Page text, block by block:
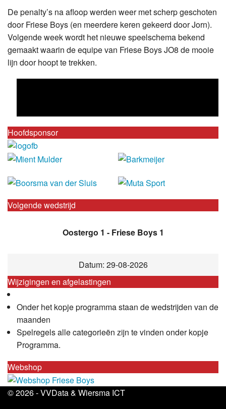
De penalty’s na afloop werden weer met scherp geschoten
door Friese Boys (en meerdere keren gekeerd door Jorn).
Volgende week wordt het nieuwe speelschema bekend
gemaakt waarin de equipe van Friese Boys JO8 de mooie
lijn door hoopt te trekken.
Hoofdsponsor
Volgende wedstrijd
Oostergo 1 - Friese Boys 1
Datum: 29-08-2026
Wijzigingen en afgelastingen
Onder het kopje programma staan de wedstrijden van de
maanden
Spelregels alle categorieën zijn te vinden onder kopje
Programma.
Webshop
© 2026 -VVData& Wiersma ICT